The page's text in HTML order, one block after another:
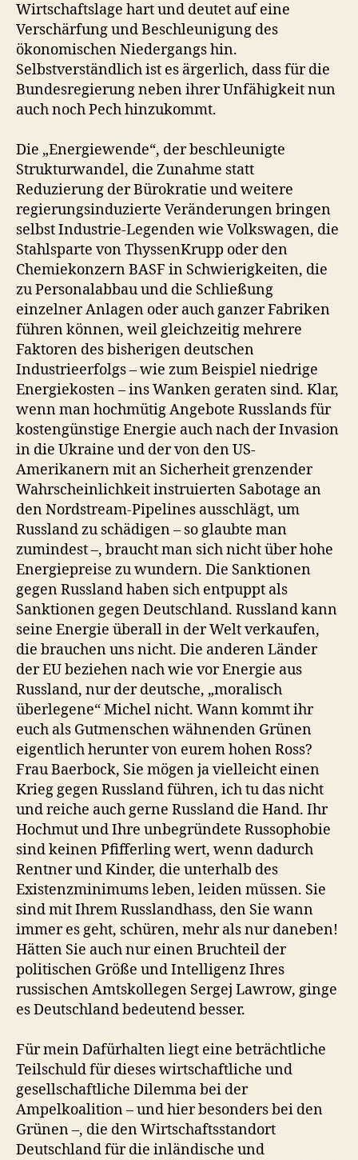
Wirtschaftslage hart und deutet auf eine
Verschärfung und Beschleunigung des
ökonomischen Niedergangs hin.
Selbstverständlich ist es ärgerlich, dass für die
Bundesregierung neben ihrer Unfähigkeit nun
auch noch Pech hinzukommt.
Die „Energiewende“, der beschleunigte
Strukturwandel, die Zunahme statt
Reduzierung der Bürokratie und weitere
regierungsinduzierte Veränderungen bringen
selbst Industrie-Legenden wie Volkswagen, die
Stahlsparte von ThyssenKrupp oder den
Chemiekonzern BASF in Schwierigkeiten, die
zu Personalabbau und die Schließung
einzelner Anlagen oder auch ganzer Fabriken
führen können, weil gleichzeitig mehrere
Faktoren des bisherigen deutschen
Industrieerfolgs – wie zum Beispiel niedrige
Energiekosten – ins Wanken geraten sind. Klar,
wenn man hochmütig Angebote Russlands für
kostengünstige Energie auch nach der Invasion
in die Ukraine und der von den US-
Amerikanern mit an Sicherheit grenzender
Wahrscheinlichkeit instruierten Sabotage an
den Nordstream-Pipelines ausschlägt, um
Russland zu schädigen – so glaubte man
zumindest –, braucht man sich nicht über hohe
Energiepreise zu wundern. Die Sanktionen
gegen Russland haben sich entpuppt als
Sanktionen gegen Deutschland. Russland kann
seine Energie überall in der Welt verkaufen,
die brauchen uns nicht. Die anderen Länder
der EU beziehen nach wie vor Energie aus
Russland, nur der deutsche, „moralisch
überlegene“ Michel nicht. Wann kommt ihr
euch als Gutmenschen wähnenden Grünen
eigentlich herunter von eurem hohen Ross?
Frau Baerbock, Sie mögen ja vielleicht einen
Krieg gegen Russland führen, ich tu das nicht
und reiche auch gerne Russland die Hand. Ihr
Hochmut und Ihre unbegründete Russophobie
sind keinen Pfifferling wert, wenn dadurch
Rentner und Kinder, die unterhalb des
Existenzminimums leben, leiden müssen. Sie
sind mit Ihrem Russlandhass, den Sie wann
immer es geht, schüren, mehr als nur daneben!
Hätten Sie auch nur einen Bruchteil der
politischen Größe und Intelligenz Ihres
russischen Amtskollegen Sergej Lawrow, ginge
es Deutschland bedeutend besser.
Für mein Dafürhalten liegt eine beträchtliche
Teilschuld für dieses wirtschaftliche und
gesellschaftliche Dilemma bei der
Ampelkoalition – und hier besonders bei den
Grünen –, die den Wirtschaftsstandort
Deutschland für die inländische und